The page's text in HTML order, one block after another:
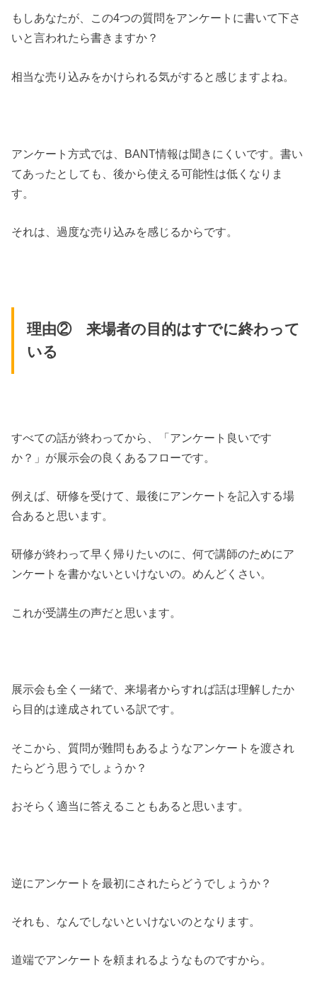
もしあなたが、この4つの質問をアンケートに書いて下さ
いと言われたら書きますか？
相当な売り込みをかけられる気がすると感じますよね。
アンケート方式では、BANT情報は聞きにくいです。書い
てあったとしても、後から使える可能性は低くなりま
す。
それは、過度な売り込みを感じるからです。
理由② 来場者の目的はすでに終わって
いる
すべての話が終わってから、「アンケート良いです
か？」が展示会の良くあるフローです。
例えば、研修を受けて、最後にアンケートを記入する場
合あると思います。
研修が終わって早く帰りたいのに、何で講師のためにア
ンケートを書かないといけないの。めんどくさい。
これが受講生の声だと思います。
展示会も全く一緒で、来場者からすれば話は理解したか
ら目的は達成されている訳です。
そこから、質問が難問もあるようなアンケートを渡され
たらどう思うでしょうか？
おそらく適当に答えることもあると思います。
逆にアンケートを最初にされたらどうでしょうか？
それも、なんでしないといけないのとなります。
道端でアンケートを頼まれるようなものですから。